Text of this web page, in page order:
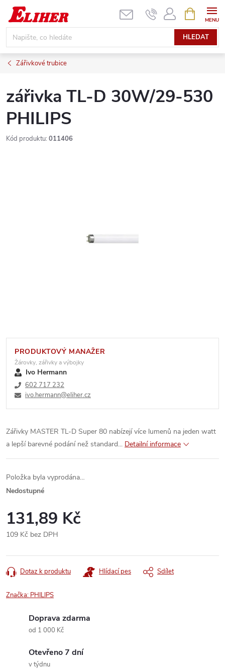
Přejít
obsah
HLEDAT
NÁKUPNÍ
KOŠÍK
Zářivkové trubice
zářivka TL-D 30W/29-530
PHILIPS
Kód produktu: 011406
PRODUKTOVÝ MANAŽER
Žárovky, zářivky a výbojky
Ivo Hermann
602 717 232
ivo.hermann@eliher.cz
Zářivky MASTER TL-D Super 80 nabízejí více lumenů na jeden watt
a lepší barevné podání než standard... Detailní informace
Položka byla vyprodána…
Nedostupné
131,89 Kč
109 Kč bez DPH
cena:
Dotaz k produktu Hlídací pes Sdílet
Značka: PHILIPS
Doprava zdarma
od 1 000 Kč
Otevřeno 7 dní
v týdnu